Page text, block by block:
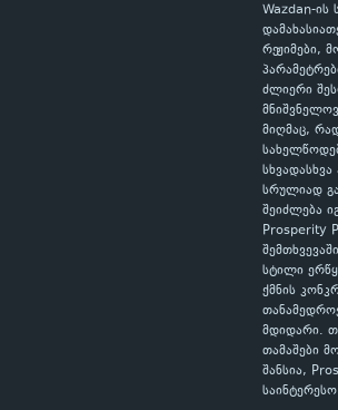
Wazdan-ის
რეჟიმები,
ძლიერი
მიღმაც,
სრულიად
შეიძლება
Prosperity
სტილი
ქმნის
მდიდარი.
თამაშები
შანსია,